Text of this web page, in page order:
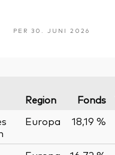
PER 30. JUNI 2026
Region Fonds
Europa 18,19 %